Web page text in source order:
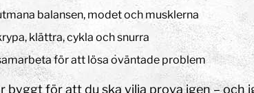
Fritidsaktiviteter
Läger
Stora konferensrum
Anpassade skolformer
Partner
Projektpartner
Att vara sponsor
Våra samarbetsområden
balansen, modet och musklerna
klättra, cykla och snurra
för att lösa oväntade problem
byggt för att du ska vilja prova igen – och